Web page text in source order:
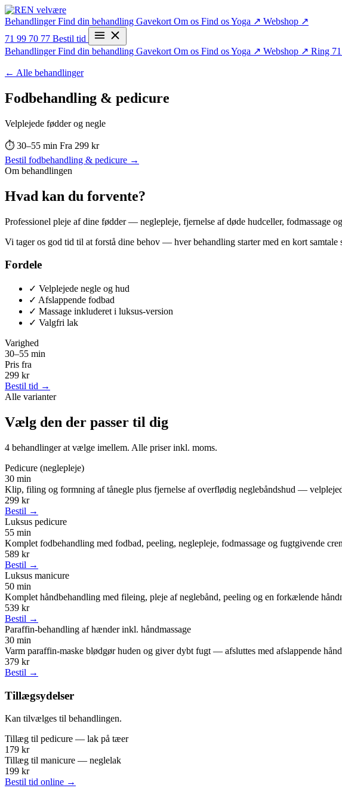
BehandlingerFind din behandling Gavekort Om os Find osYoga ↗ Webshop ↗
71 99 70 77 Bestil tid
BehandlingerFind din behandling Gavekort Om os Find osYoga ↗ Webshop ↗ Ring
← Alle behandlinger
Fodbehandling & pedicure
Velplejede fødder og negle
⏱ 30–55 min Fra 299 kr
Bestil fodbehandling & pedicure →
Om behandlingen
Hvad kan du forvente?
Professionel pleje af dine fødder — neglepleje, fjernelse af døde hudceller, fodmassage
Vi tager os god tid til at forstå dine behov — hver behandling starter med en kort samtale
Fordele
✓ Velplejede negle og hud
✓ Afslappende fodbad
✓ Massage inkluderet i luksus-version
✓ Valgfri lak
Varighed
30–55 min
Pris fra
299 kr
Bestil tid →
Alle varianter
Vælg den der passer til dig
4 behandlinger at vælge imellem. Alle priser inkl. moms.
Pedicure (neglepleje)
30 min
Klip, filing og formning af tånegle plus fjernelse af overflødig neglebåndshud —
299 kr
Bestil →
Luksus pedicure
55 min
Komplet fodbehandling med fodbad, peeling, neglepleje, fodmassage og fugtgivende
589 kr
Bestil →
Luksus manicure
50 min
Komplet håndbehandling med fileing, pleje af neglebånd, peeling og en forkælende
539 kr
Bestil →
Paraffin-behandling af hænder inkl. håndmassage
30 min
Varm paraffin-maske blødgør huden og giver dybt fugt — afsluttes med afslappende
379 kr
Bestil →
Tillægsydelser
Kan tilvælges til behandlingen.
Tillæg til pedicure — lak på tæer
179 kr
Tillæg til manicure — neglelak
199 kr
Bestil tid online →